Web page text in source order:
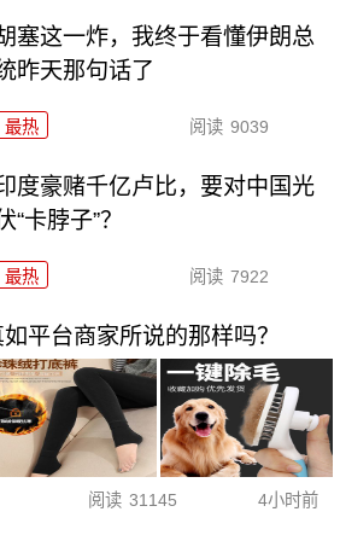
塞这一炸，我终于看懂伊朗总
昨天那句话了
最热 阅读 9039
度豪赌千亿卢比，要对中国光
“卡脖子”？
最热 阅读 7922
平台商家所说的那样吗？
阅读 31145 4小时前